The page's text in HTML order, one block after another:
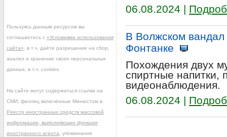
06.08.2024 |
В Волжском
Фонтанке
Похождения двух
спиртные напитки,
видеонаблюдения.
06.08.2024 |
Пользуясь данным ресурсом вы
соглашаетесь с «Условиями использования
сайта» , в т.ч. даёте разрешение на сбор,
анализ и хранение своих персональных
данных, в т.ч. cookies.
На сайте могут содержаться ссылки на
СМИ, физлиц включённые Минюстом в
Реестр иностранных средств массовой
информации, выполняющих функции
иностранного агента , упоминания